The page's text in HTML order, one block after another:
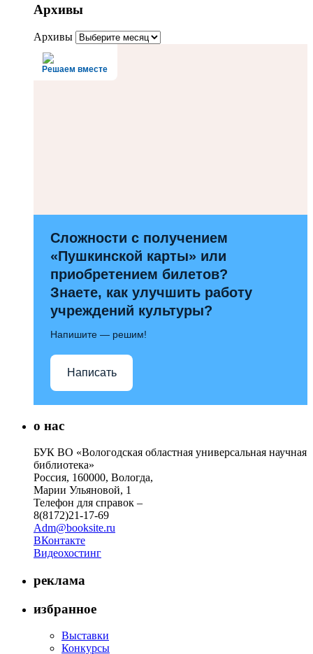
Архивы
Архивы
Решаем вместе
Сложности с получением
«Пушкинской карты» или
приобретением билетов?
Знаете, как улучшить работу
учреждений культуры?
Напишите — решим!
Написать
о нас
БУК ВО «Вологодская областная универсальная научная
библиотека»
Россия, 160000, Вологда,
Марии Ульяновой, 1
Телефон для справок –
8(8172)21-17-69
Adm@booksite.ru
ВКонтакте
Видеохостинг
реклама
избранное
Выставки
Конкурсы